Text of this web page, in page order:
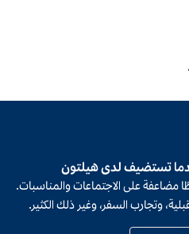
.
تستضيف لدى هيلتون
مضاعفة على الاجتماعات والمناسبات.
وتجارب السفر، وغير ذلك الكثير.